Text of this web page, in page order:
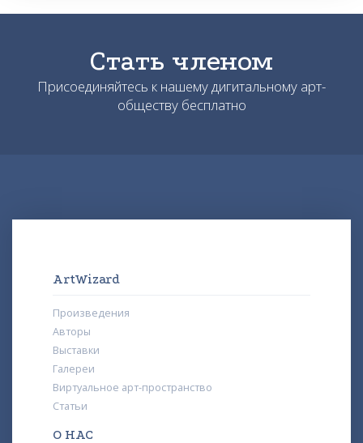
Стать членом
Присоединяйтесь к нашему дигитальному арт-
обществу бесплатно
ArtWizard
Произведения
Авторы
Выставки
Галереи
Виртуальное арт-пространство
Статьи
О НАС